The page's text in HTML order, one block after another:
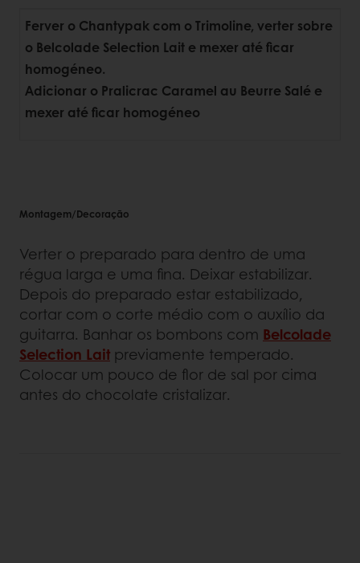
Ferver o Chantypak com o Trimoline, verter sobre
o Belcolade Selection Lait e mexer até ficar
homogéneo.
Adicionar o Pralicrac Caramel au Beurre Salé e
mexer até ficar homogéneo
Montagem/Decoração
Verter o preparado para dentro de uma
régua larga e uma fina. Deixar estabilizar.
Depois do preparado estar estabilizado,
cortar com o corte médio com o auxílio da
guitarra. Banhar os bombons com Belcolade
Selection Lait previamente temperado.
Colocar um pouco de flor de sal por cima
antes do chocolate cristalizar.